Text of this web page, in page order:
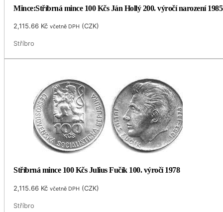
Mince:Stříbrná mince 100 Kčs Ján Hollý 200. výročí narození 1985
2,115.66 Kč včetně DPH (CZK)
Stříbro
Stříbrná mince 100 Kčs Julius Fučík 100. výročí 1978
2,115.66 Kč včetně DPH (CZK)
Stříbro